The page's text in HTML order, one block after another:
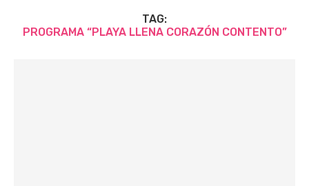
TAG:
PROGRAMA “PLAYA LLENA CORAZÓN CONTENTO”